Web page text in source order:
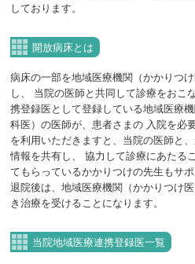
しております。
開放病床とは
病床の一部を地域医療機関（かかりつ
し、 当院の医師と共同して診療をおこ
携登録医として登録している地域医療
科医）の医師が、患者さまの 入院を必
を利用いただきますと、当院の医師と
情報を共有し、 協力して診療にあたる
てもらっているかかりつけの先生もサ
退院後は、地域医療機関（かかりつけ
き治療を受けることになります。
当院地域医療連携登録医一覧